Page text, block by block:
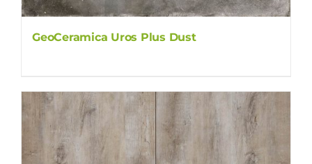
GeoCeramica Uros Plus Dust